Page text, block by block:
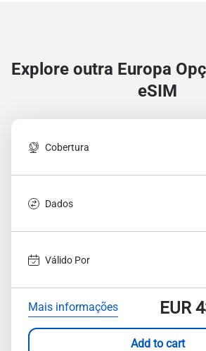
Explore outra Europa
eSIM
Cobertura
Dados
Válido Por
Mais informações EUR
Add to cart